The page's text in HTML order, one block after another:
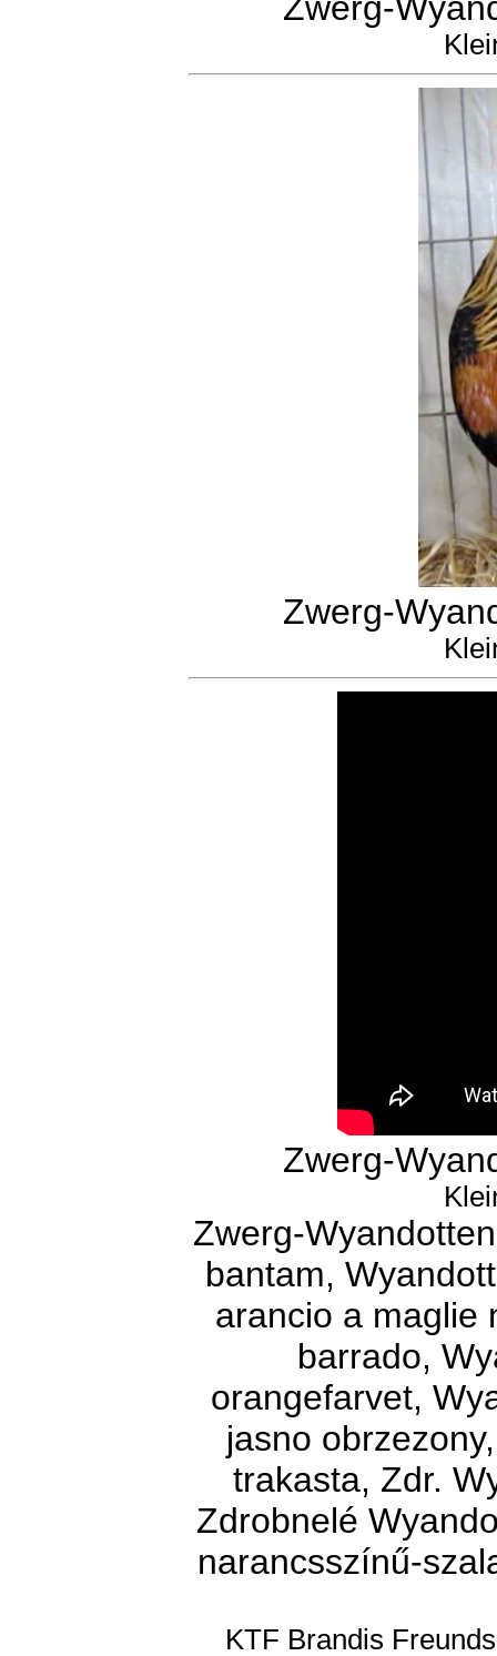
Zwerg-
Zwerg-
Zwerg-
bantam,
arancio a maglie
barrado,
orangefarvet,
jasno
trakasta, Zdr.
Zdrobnelé
narancsszínű-
KTF Brandis